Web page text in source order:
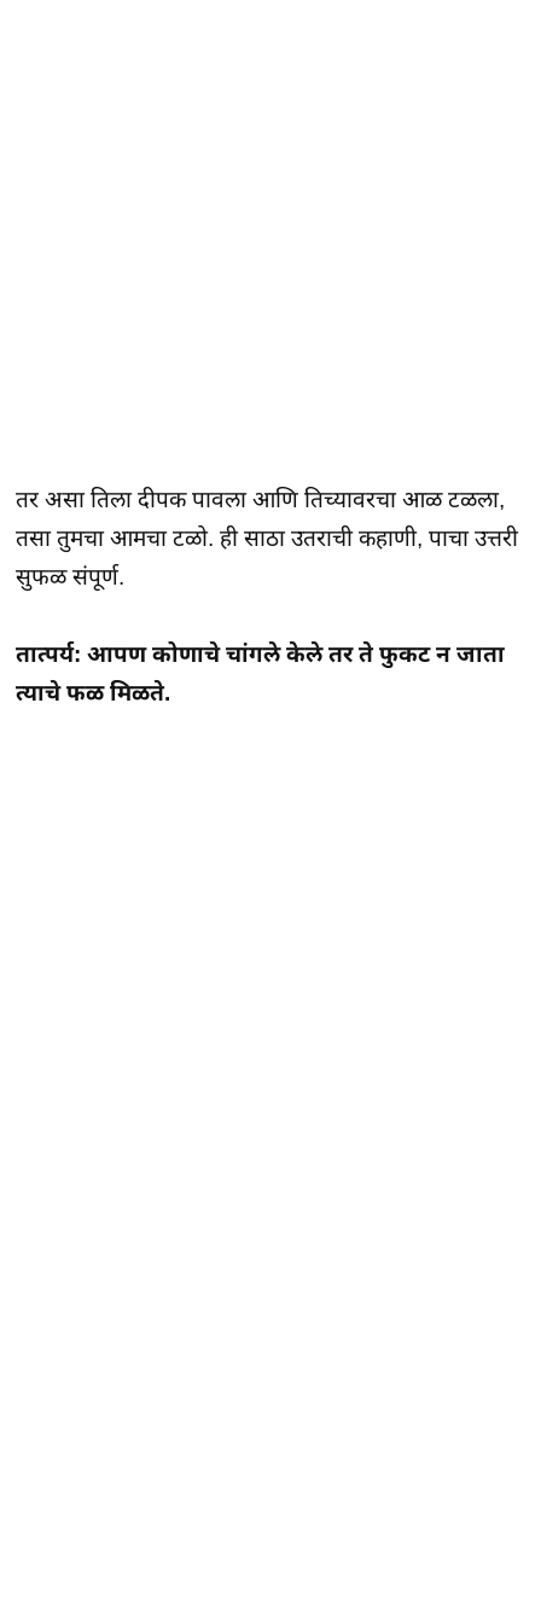
तर असा तिला दीपक पावला आणि तिच्यावरचा आळ टळला,
तसा तुमचा आमचा टळो. ही साठा उतराची कहाणी, पाचा उत्तरी
सुफळ संपूर्ण.
तात्पर्य: आपण कोणाचे चांगले केले तर ते फुकट न जाता
त्याचे फळ मिळते.